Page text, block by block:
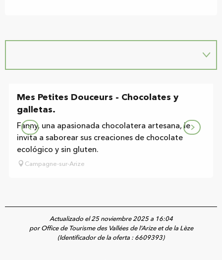
Mes Petites Douceurs - Chocolates y
galletas.
Fanny, una apasionada chocolatera artesana, le
invita a saborear sus creaciones de chocolate
ecológico y sin gluten.
Campagne-sur-Arize
Actualizado el 25 noviembre 2025 a 16:04
por Office de Tourisme des Vallées de l’Arize et de la Lèze
(Identificador de la oferta : 6609393)